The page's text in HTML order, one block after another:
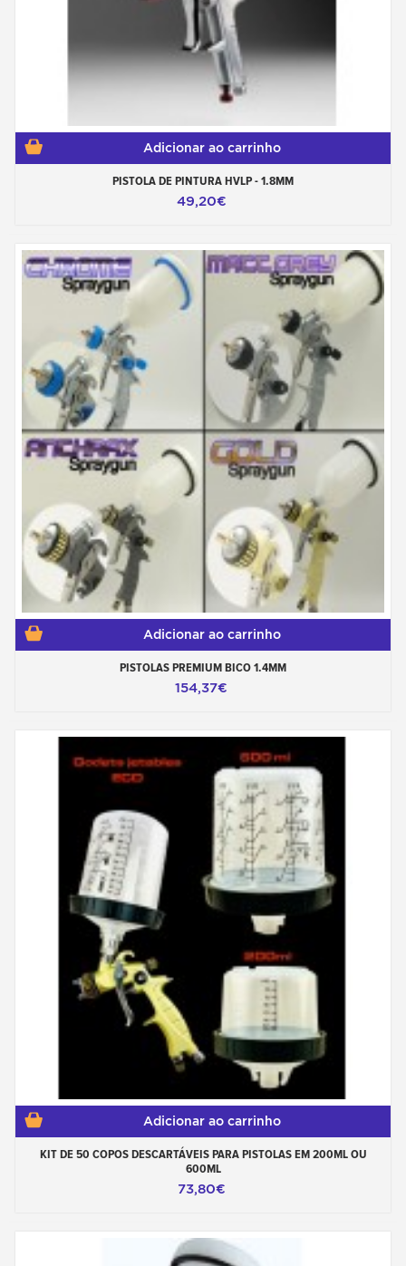
Adicionar ao carrinho
PISTOLA DE PINTURA HVLP - 1.8MM
49,20€
Adicionar ao carrinho
PISTOLAS PREMIUM BICO 1.4MM
154,37€
Adicionar ao carrinho
KIT DE 50 COPOS DESCARTÁVEIS PARA PISTOLAS EM 200ML OU
600ML
73,80€